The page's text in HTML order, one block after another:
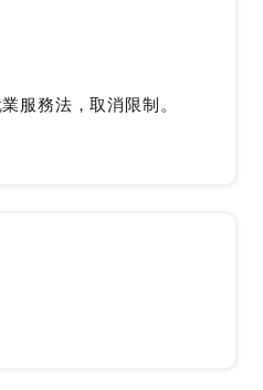
服務法，取消限制。